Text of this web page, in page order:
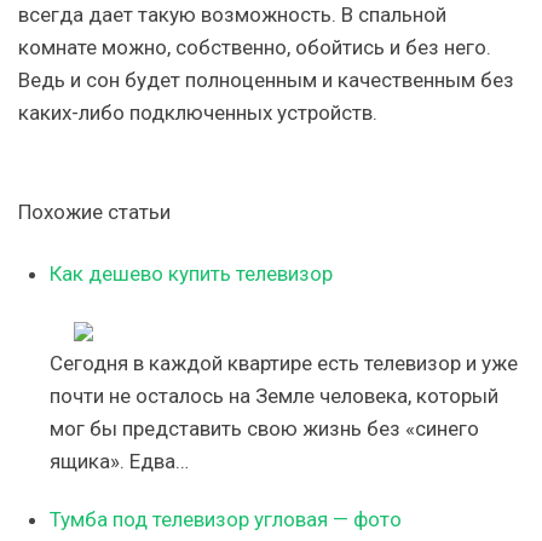
всегда дает такую возможность. В спальной
комнате можно, собственно, обойтись и без него.
Ведь и сон будет полноценным и качественным без
каких-либо подключенных устройств.
Похожие статьи
Как дешево купить телевизор
Сегодня в каждой квартире есть телевизор и уже
почти не осталось на Земле человека, который
мог бы представить свою жизнь без «синего
ящика». Едва…
Тумба под телевизор угловая — фото